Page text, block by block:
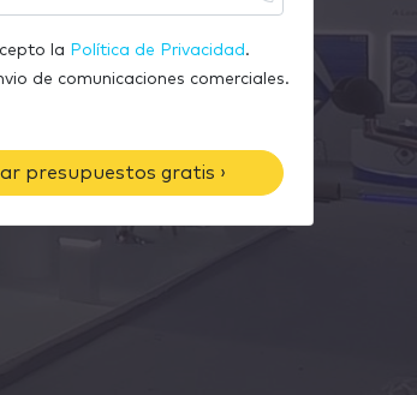
la Política de Privacidad .
de comunicaciones comerciales.
presupuestos gratis ›